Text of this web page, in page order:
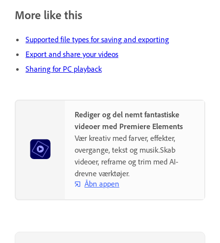
More like this
Supported file types for saving and exporting
Export and share your videos
Sharing for PC playback
Rediger og del nemt fantastiske
videoer med Premiere Elements
Vær kreativ med farver, effekter,
overgange, tekst og musik.Skab
videoer, reframe og trim med AI-
drevne værktøjer.
Åbn appen